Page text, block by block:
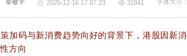
章敬宇 2025-12-16 17:07:23 32841 字体大小：
加码与新消费趋势向好的背景下，港股因新
方向